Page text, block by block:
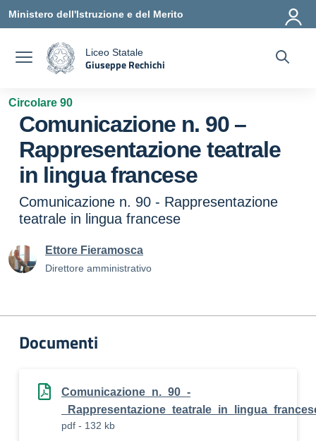
Vai ai contenuti
Vai al menu di navigazione
Vai al footer
Ministero dell'Istruzione e del Merito
Liceo Statale
Giuseppe Rechichi
Circolare 90
Comunicazione n. 90 –
Rappresentazione teatrale
in lingua francese
Comunicazione n. 90 - Rappresentazione
teatrale in lingua francese
Ettore Fieramosca
Direttore amministrativo
Documenti
Comunicazione_n._90_-
pdf - 132 kb